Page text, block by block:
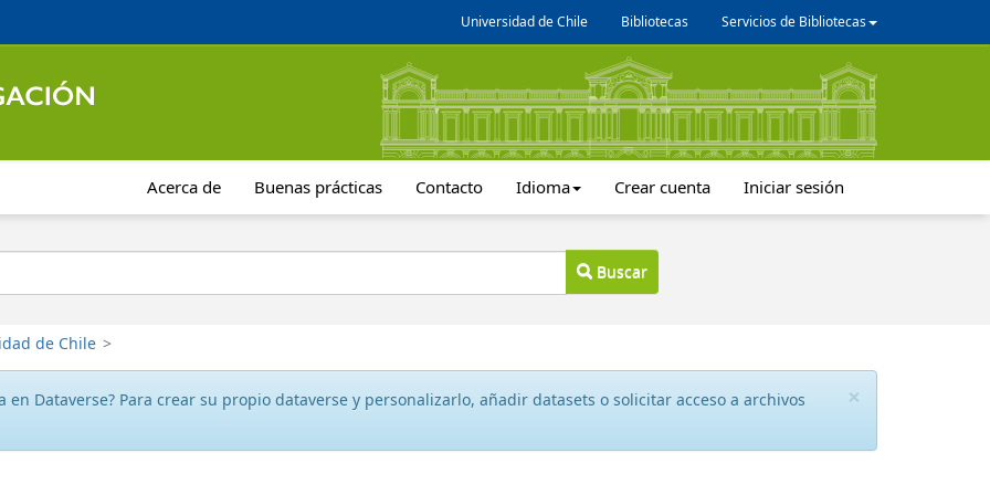
Universidad de Chile Bibliotecas Servicios de Bibliotecas
Acerca de Buenas prácticas Contacto Idioma Crear cuenta Iniciar sesión
Buscar
de Chile >
×
en Dataverse? Para crear su propio dataverse y personalizarlo, añadir datasets o solicitar acceso a archivos